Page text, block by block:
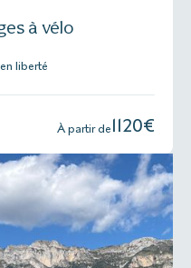
à vélo
liberté
À partir de 1120€